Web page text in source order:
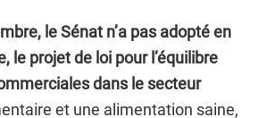
le Sénat n’a pas adopté en
le projet de loi pour l’équilibre
dans le secteur
et une alimentation saine,